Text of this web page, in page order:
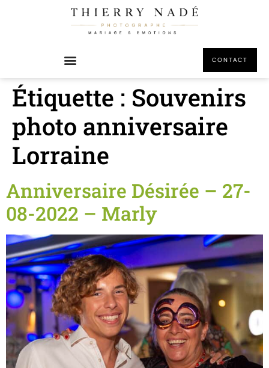
CONTACT
Étiquette : Souvenirs
photo anniversaire
Lorraine
Anniversaire Désirée – 27-
08-2022 – Marly